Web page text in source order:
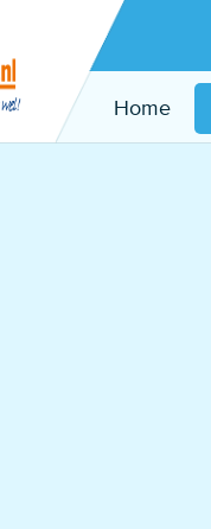
Home